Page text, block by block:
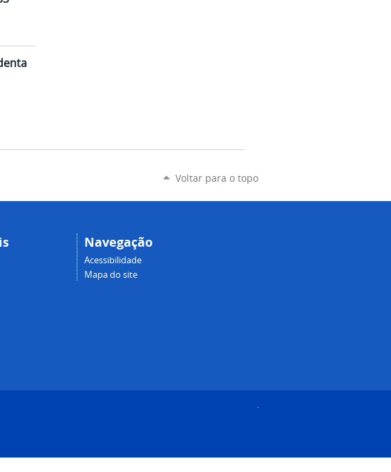
Voltar para o topo
Navegação
Acessibilidade
Mapa do site